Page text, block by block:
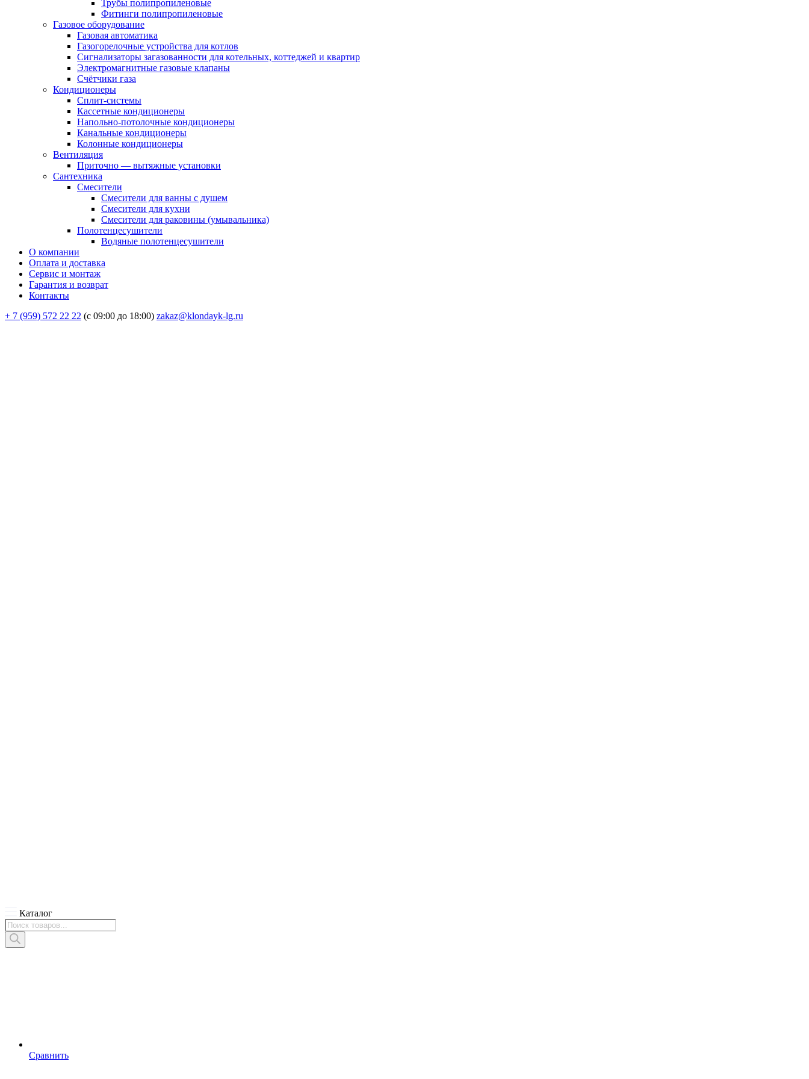
Трубы полипропиленовые
Фитинги полипропиленовые
Газовое оборудование
Газовая автоматика
Газогорелочные устройства для котлов
Сигнализаторы загазованности для котельных, коттеджей и квартир
Электромагнитные газовые клапаны
Счётчики газа
Кондиционеры
Сплит-системы
Кассетные кондиционеры
Напольно-потолочные кондиционеры
Канальные кондиционеры
Колонные кондиционеры
Вентиляция
Приточно — вытяжные установки
Сантехника
Смесители
Смесители для ванны с душем
Смесители для кухни
Смесители для раковины (умывальника)
Полотенцесушители
Водяные полотенцесушители
О компании
Оплата и доставка
Сервис и монтаж
Гарантия и возврат
Контакты
+ 7 (959) 572 22 22 (с 09:00 до 18:00) zakaz@klondayk-lg.ru
Каталог
Поиск
товаров
Сравнить